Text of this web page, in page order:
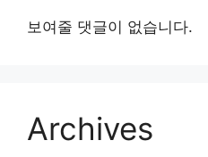
보여줄 댓글이 없습니다.
Archives